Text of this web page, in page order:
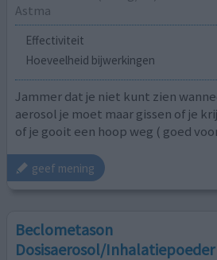
Astma
Effectiviteit
Hoeveelheid bijwerkingen
Jammer dat je niet kunt zien
aerosol je moet maar gissen of je
of je gooit een hoop weg ( goed
geef mening
Beclometason
Dosisaerosol/Inhalatiepoeder